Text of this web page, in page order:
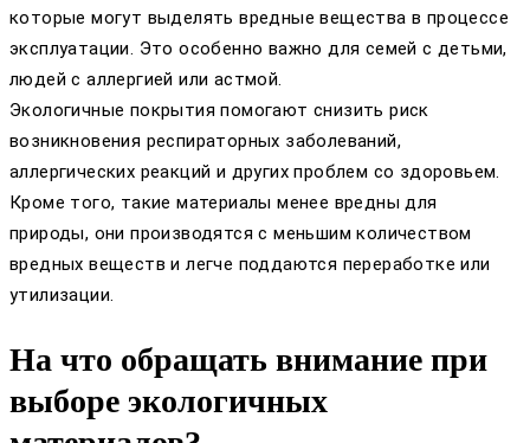
которые могут выделять вредные вещества в процессе
эксплуатации. Это особенно важно для семей с детьми,
людей с аллергией или астмой.
Экологичные покрытия помогают снизить риск
возникновения респираторных заболеваний,
аллергических реакций и других проблем со здоровьем.
Кроме того, такие материалы менее вредны для
природы, они производятся с меньшим количеством
вредных веществ и легче поддаются переработке или
утилизации.
На что обращать внимание при
выборе экологичных